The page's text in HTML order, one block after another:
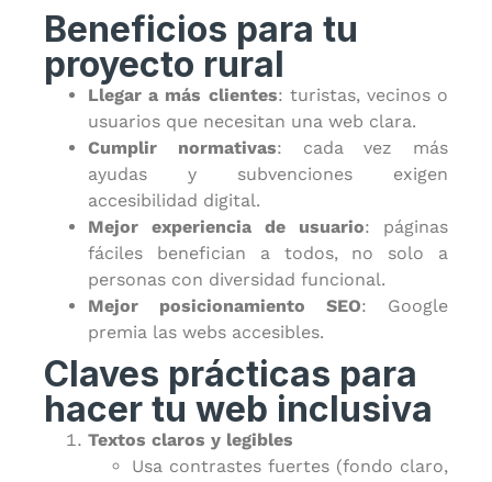
Beneficios para tu
proyecto rural
Llegar a más clientes: turistas, vecinos o
usuarios que necesitan una web clara.
Cumplir normativas: cada vez más
ayudas y subvenciones exigen
accesibilidad digital.
Mejor experiencia de usuario: páginas
fáciles benefician a todos, no solo a
personas con diversidad funcional.
Mejor posicionamiento SEO: Google
premia las webs accesibles.
Claves prácticas para
hacer tu web inclusiva
Textos claros y legibles
Usa contrastes fuertes (fondo claro,